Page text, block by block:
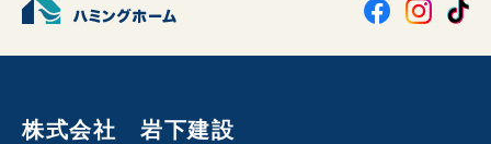
株式会社 岩下建設